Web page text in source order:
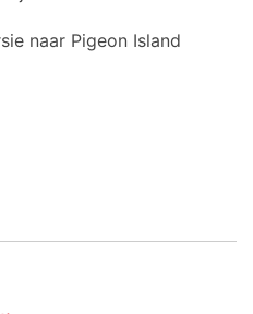
naar Pigeon Island